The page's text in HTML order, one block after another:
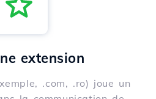
extension
.com, .ro) joue un